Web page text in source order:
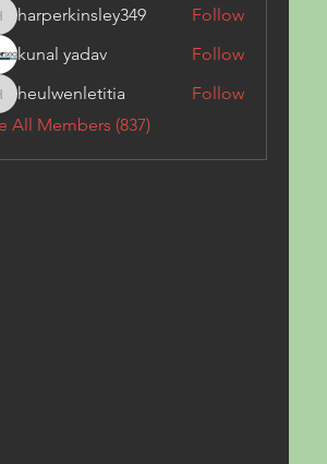
harperkinsley349
harperkinsley349
Follow
kunal yadav
Follow
heulwenletitia
heulwenletitia
Follow
All Members (837)